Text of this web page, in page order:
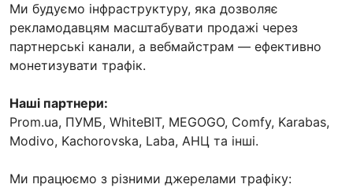
Ми будуємо інфраструктуру, яка дозволяє
рекламодавцям масштабувати продажі через
партнерські канали, а вебмайстрам — ефективно
монетизувати трафік.
Наші партнери:
Prom.ua, ПУМБ, WhiteBIT, MEGOGO, Comfy, Karabas,
Modivo, Kachorovska, Laba, АНЦ та інші.
Ми працюємо з різними джерелами трафіку: